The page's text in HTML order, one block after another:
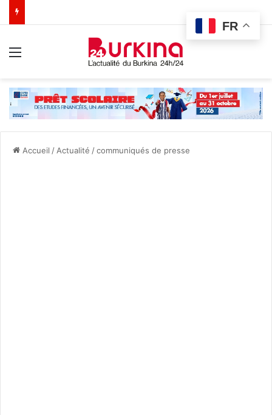
Accueil / Actualité /communiqués de presse
FR